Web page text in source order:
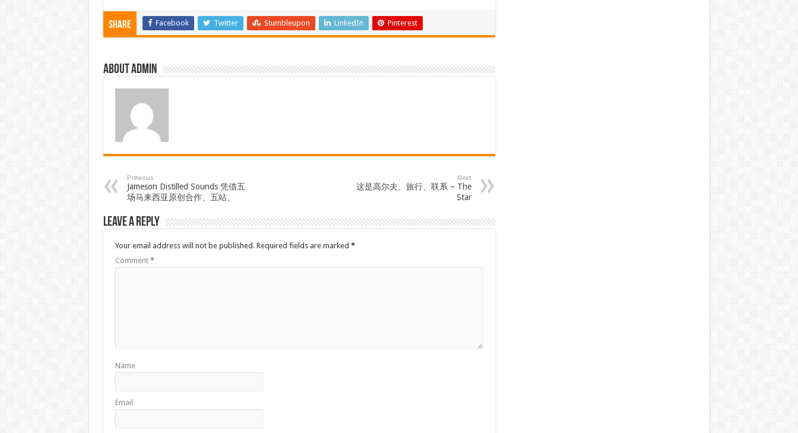
Share Facebook Twitter Stumbleupon LinkedIn Pinterest
About admin
Previous
Jameson Distilled Sounds 凭借五
场马来西亚原创合作、五站、
Next
这是高尔夫、旅行、联系 – The
Star
Leave a Reply
Your email address will not be published. Required fields are marked *
Comment *
Name
Email